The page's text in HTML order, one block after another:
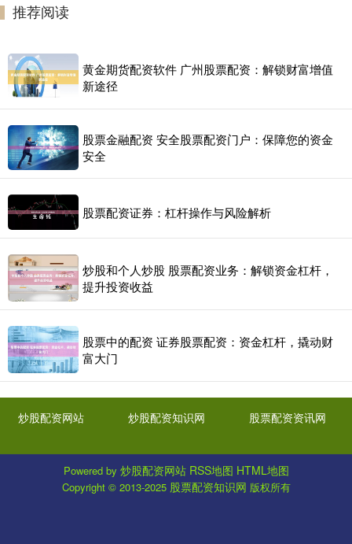
推荐阅读
黄金期货配资软件 广州股票配资：解锁财富增值
新途径
股票金融配资 安全股票配资门户：保障您的资金
安全
股票配资证券：杠杆操作与风险解析
炒股和个人炒股 股票配资业务：解锁资金杠杆，
提升投资收益
股票中的配资 证券股票配资：资金杠杆，撬动财
富大门
炒股配资网站 炒股配资知识网 股票配资资讯网
Powered by 炒股配资网站 RSS地图 HTML地图
Copyright © 2013-2025 股票配资知识网 版权所有